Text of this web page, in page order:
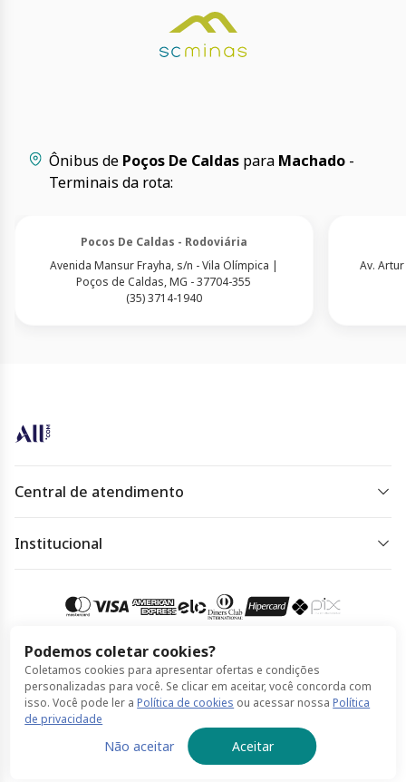
Ônibus de Poços De Caldaspara Machado-
Terminais da rota:
Pocos De Caldas - Rodoviária
Avenida Mansur Frayha, s/n - Vila Olímpica |
Poços de Caldas, MG - 37704-355
(35) 3714-1940
Av.
Podemos coletar cookies?
Coletamos cookies para apresentar ofertas e condições
personalizadas para você. Se clicar em aceitar, você concorda com
isso. Você pode ler aPolítica de cookies ou acessar nossaPolítica
de privacidade
Não aceitar Aceitar
Central de atendimento
Sábado, domingo e feriado das 09h às 18h.
atendimento
Institucional
Política de Cookies
Compra 100% segura
© Accor feito por ClickBus 2026
Política de Cookies Termos de Uso